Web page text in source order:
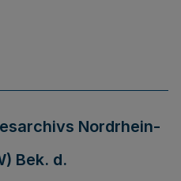
Nordrhein-
Bek. d.